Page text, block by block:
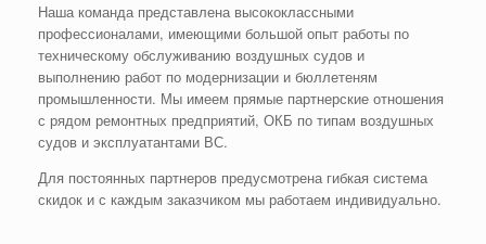
Наша команда представлена высококлассными
профессионалами, имеющими большой опыт работы по
техническому обслуживанию воздушных судов и
выполнению работ по модернизации и бюллетеням
промышленности. Мы имеем прямые партнерские отношения
с рядом ремонтных предприятий, ОКБ по типам воздушных
судов и эксплуатантами ВС.
Для постоянных партнеров предусмотрена гибкая система
скидок и с каждым заказчиком мы работаем индивидуально.